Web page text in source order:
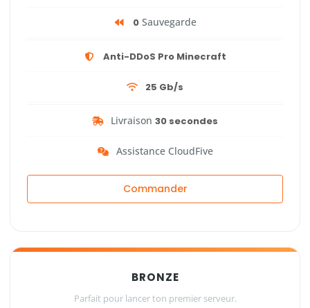
0Sauvegarde
Anti-DDoS Pro Minecraft
25 Gb/s
Livraison 30 secondes
Assistance CloudFive
Commander
BRONZE
Parfait pour lancer ton premier serveur.